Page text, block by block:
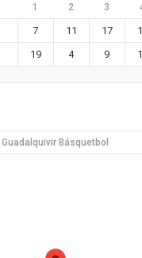
1 2 3
7 11 17
19 4 9
Guadalquivir Básquetbol